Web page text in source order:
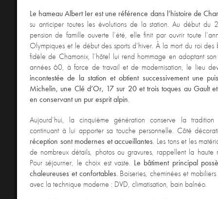
Le hameau Albert Ier est une référence dans l’histoire de
su anticiper toutes les évolutions de la station. Au début du
pension de famille ouverte l’été, elle finit par ouvrir toute
Olympiques et le début des sports d’hiver. À la mort du roi
fidèle de Chamonix, l’hôtel lui rend hommage en adoptant
années 60, à force de travail et de modernisation, le lieu
incontestée de la station et obtient successivement une
Michelin, une Clé d’Or, 17 sur 20 et trois toques au Gault
en conservant un pur esprit alpin.
Aujourd’hui, la cinquième génération conserve la
continuant à lui apporter sa touche personnelle. Côté
réception sont modernes et accueillantes. Les tons et les
de nombreux détails, photos ou gravures, rappellent la haute
Pour séjourner, le choix est vaste. Le bâtiment principal
chaleureuses et confortables. Boiseries, cheminées et
avec la technique moderne : DVD, climatisation, bain balnéo.